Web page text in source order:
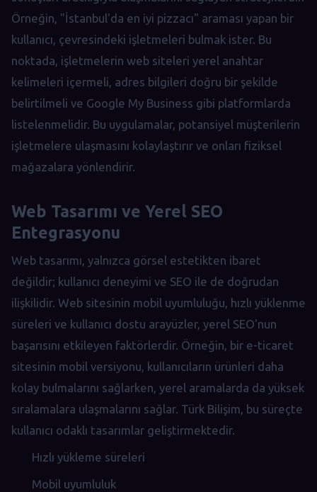
Örneğin, "İstanbul'da en iyi pizzacı" araması yapan bir
kullanıcı, çevresindeki işletmeleri bulmak ister. Bu
noktada, işletmelerin web siteleri yerel anahtar
kelimeleri içermeli, adres bilgileri doğru bir şekilde
belirtilmeli ve Google My Business gibi platformlarda
listelenmelidir. Bu uygulamalar, potansiyel müşterilerin
işletmelere ulaşmasını kolaylaştırır ve onları fiziksel
mağazalara yönlendirir.
Web Tasarımı ve Yerel SEO
Entegrasyonu
Web tasarımı, yalnızca görsel estetikten ibaret
değildir; kullanıcı deneyimi ve SEO ile de doğrudan
ilişkilidir. Web sitesinin mobil uyumluluğu, hızlı yüklenme
süreleri ve kullanıcı dostu arayüzler, yerel SEO'nun
başarısını etkileyen faktörlerdir. Örneğin, bir e-ticaret
sitesinin mobil versiyonu, kullanıcıların ürünleri daha
kolay bulmalarını sağlarken, yerel aramalarda da yüksek
sıralamalara ulaşmalarını sağlar. Türk Bilişim, bu süreçte
kullanıcı odaklı tasarımlar geliştirmektedir.
Hızlı yükleme süreleri
Mobil uyumluluk